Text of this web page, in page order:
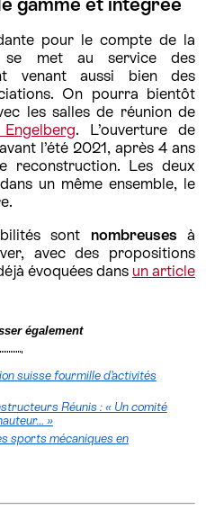
gamme et intégrée
pour le compte de la
se met au service des
venant aussi bien des
On pourra bientôt
les salles de réunion de
. L’ouverture de
l’été 2021, après 4 ans
reconstruction. Les deux
un même ensemble, le
sont nombreuses à
avec des propositions
évoquées dans un article
également
suisse fourmille d’activités
Réunis : « Un comité
»
sports mécaniques en